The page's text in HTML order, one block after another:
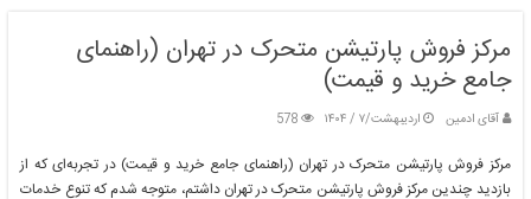
مرکز فروش پارتیشن متحرک در تهران (راهنمای
جامع خرید و قیمت)
آقای ادمین اردیبهشت/۷ / ۱۴۰۴ 578
مرکز فروش پارتیشن متحرک در تهران (راهنمای جامع خرید و قیمت) در تجربه‌ای که از
بازدید چندین مرکز فروش پارتیشن متحرک در تهران داشتم، متوجه شدم که تنوع خدمات